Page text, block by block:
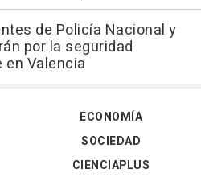
de Policía Nacional y
por la seguridad
Valencia
ECONOMÍA
SOCIEDAD
CIENCIAPLUS